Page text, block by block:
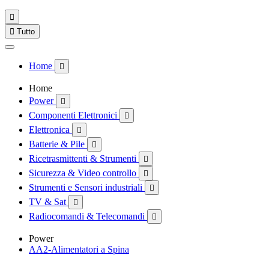

 Tutto
Home 
Home
Power

Componenti Elettronici 
Elettronica 
Batterie & Pile 
Ricetrasmittenti & Strumenti 
Sicurezza & Video controllo 
Strumenti e Sensori industriali 
TV & Sat 
Radiocomandi & Telecomandi 
Power
AA2-Alimentatori a Spina